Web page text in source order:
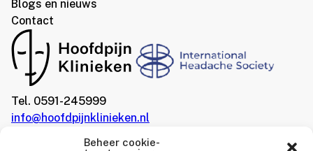
Beheer cookie-
Blogs en nieuws
Contact
Tel. 0591-245999
info@hoofdpijnklinieken.nl